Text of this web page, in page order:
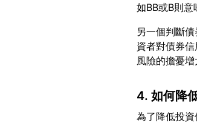
另一個判斷
資者對債券
4. 如何降
為了降低投